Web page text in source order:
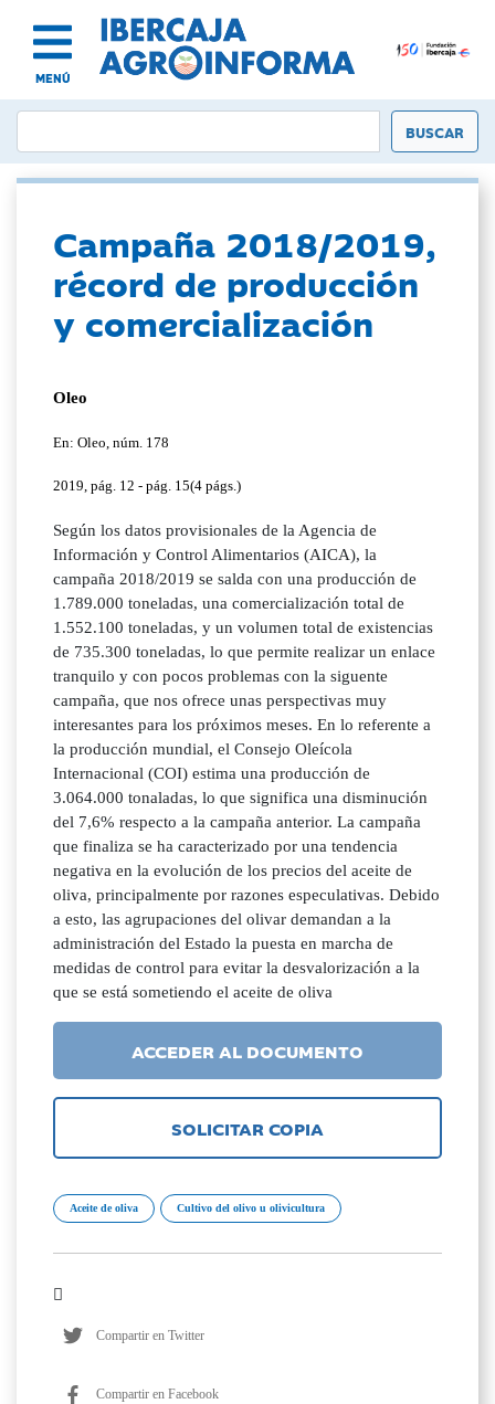
MENÚ
Campaña 2018/2019,
récord de producción
y comercialización
Oleo
En: Oleo, núm. 178
2019, pág. 12 - pág. 15(4 págs.)
Según los datos provisionales de la Agencia de
Información y Control Alimentarios (AICA), la
campaña 2018/2019 se salda con una producción de
1.789.000 toneladas, una comercialización total de
1.552.100 toneladas, y un volumen total de existencias
de 735.300 toneladas, lo que permite realizar un enlace
tranquilo y con pocos problemas con la siguente
campaña, que nos ofrece unas perspectivas muy
interesantes para los próximos meses. En lo referente a
la producción mundial, el Consejo Oleícola
Internacional (COI) estima una producción de
3.064.000 tonaladas, lo que significa una disminución
del 7,6% respecto a la campaña anterior. La campaña
que finaliza se ha caracterizado por una tendencia
negativa en la evolución de los precios del aceite de
oliva, principalmente por razones especulativas. Debido
a esto, las agrupaciones del olivar demandan a la
administración del Estado la puesta en marcha de
medidas de control para evitar la desvalorización a la
que se está sometiendo el aceite de oliva
ACCEDER AL DOCUMENTO
SOLICITAR COPIA
Aceite de oliva Cultivo del olivo u olivicultura
Compartir en Twitter
Compartir en Facebook